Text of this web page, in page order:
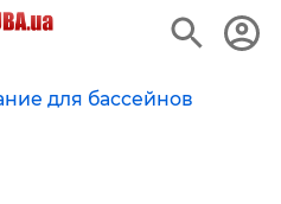
для бассейнов